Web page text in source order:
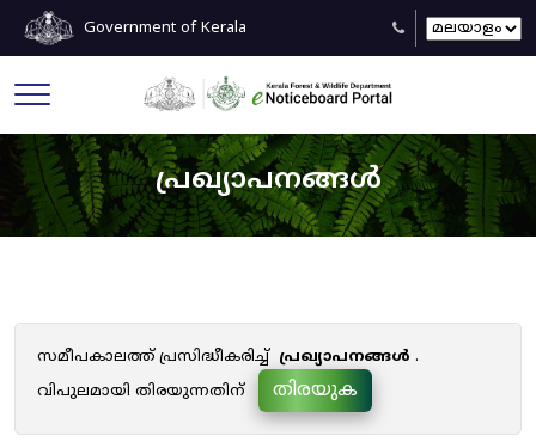
Government of Kerala
പ്രഖ്യാപനങ്ങൾ
സമീപകാലത്ത് പ്രസിദ്ധീകരിച്ച് പ്രഖ്യാപനങ്ങൾ .
വിപുലമായി തിരയുന്നതിന്
തിരയുക